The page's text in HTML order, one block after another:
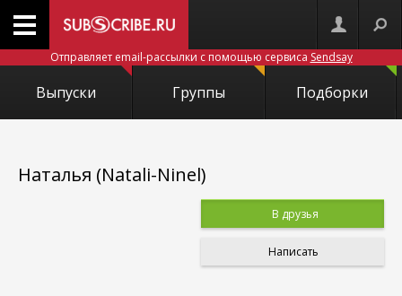
Отправляет email-рассылки с помощью сервиса Sendsay
Выпуски Группы Подборки
Наталья (Natali-Ninel)
В друзья
Написать